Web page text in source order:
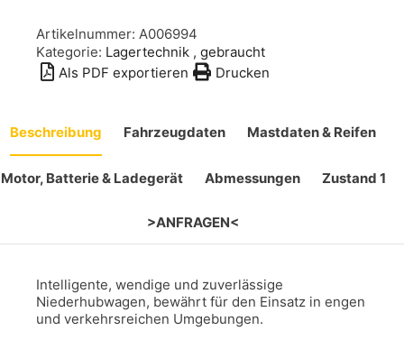
Artikelnummer: A006994
Kategorie: Lagertechnik , gebraucht
Als PDF exportieren
Drucken
Beschreibung Fahrzeugdaten Mastdaten & Reifen
Motor, Batterie & Ladegerät Abmessungen Zustand 1
>ANFRAGEN<
Intelligente, wendige und zuverlässige
Niederhubwagen, bewährt für den Einsatz in engen
und verkehrsreichen Umgebungen.